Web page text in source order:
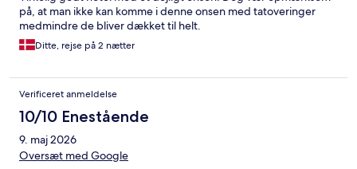
på, at man ikke kan komme i denne onsen med tatoveringer
medmindre de bliver dækket til helt.
Ditte, rejse på 2 nætter
Verificeret anmeldelse
10/10 Enestående
9. maj 2026
Oversæt med Google